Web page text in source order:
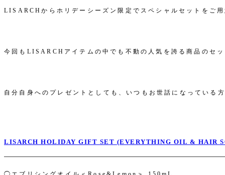
LISARCHからホリデーシーズン限定でスペシャルセットをご用
今回もLISARCHアイテムの中でも不動の人気を誇る商品のセ
自分自身へのプレゼントとしても、いつもお世話になっている
LISARCH HOLIDAY GIFT SET (EVERYTHING OIL & HAIR